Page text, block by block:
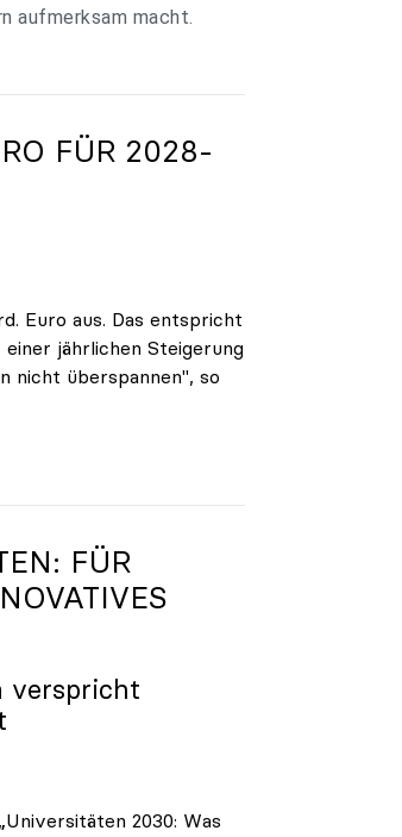
aufmerksam macht.
FÜR 2028-
Euro aus. Das entspricht
jährlichen Steigerung
nicht überspannen", so
FÜR
verspricht
2030: Was